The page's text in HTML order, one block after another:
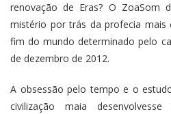
renovação de Eras? O ZoaSom
mistério por trás da profecia
fim do mundo determinado pelo
de dezembro de 2012.
A obsessão pelo tempo e o
civilização maia